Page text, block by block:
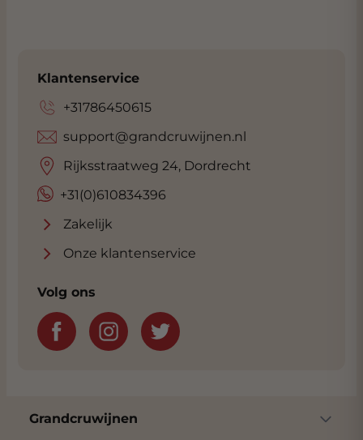
Klantenservice
+31786450615
+31(0)610834396
support@grandcruwijnen.nl
Rijksstraatweg 24, Dordrecht
Zakelijk
Onze klantenservice
Volg ons
Grandcruwijnen